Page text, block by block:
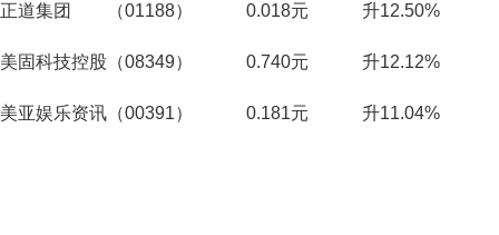
正道集团 （01188） 0.018元 升12.50%
美固科技控股（08349） 0.740元 升12.12%
美亚娱乐资讯（00391） 0.181元 升11.04%